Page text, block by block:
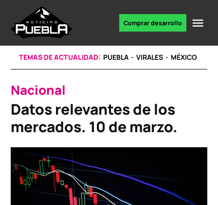
content
noticias
Comprar desarrollo
TEMAS DE ACTUALIDAD: PUEBLA VIRALES MÉXICO
POSTED
IN
Nacional
Datos relevantes de los
mercados. 10 de marzo.